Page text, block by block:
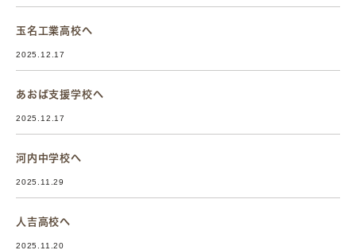
玉名工業高校へ
2025.12.17
あおば支援学校へ
2025.12.17
河内中学校へ
2025.11.29
人吉高校へ
2025.11.20